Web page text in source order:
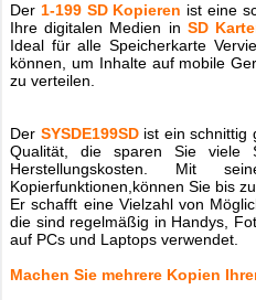
Der 1-199 SD Kopieren ist eine
Ihre digitalen Medien in SD
Ideal für alle Speicherkarte
können, um Inhalte auf mobile
zu verteilen.
Der SYSDE199SDist ein schnittig
Qualität, die sparen Sie
Herstellungskosten. Mit
Kopierfunktionen,können Sie bis
Er schafft eine Vielzahl von
die sind regelmäßig in Handys,
auf PCs und Laptops verwendet.
Machen Sie mehrere Kopien